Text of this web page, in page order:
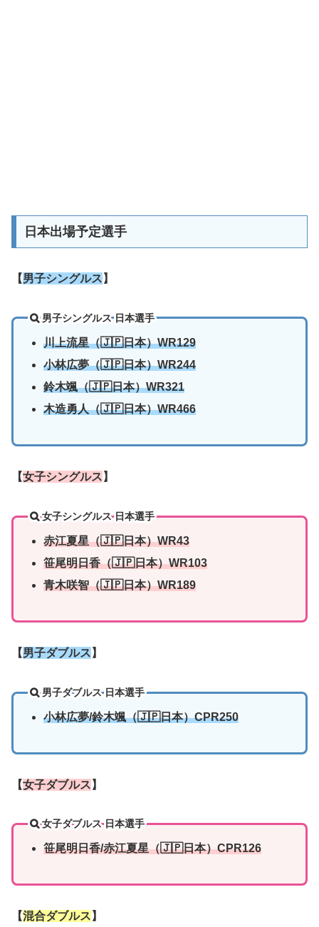
日本出場予定選手
【男子シングルス 】
男子シングルス 日本選手
川上流星（🇯🇵日本）WR129
小林広夢（🇯🇵日本）WR244
鈴木颯（🇯🇵日本）WR321
木造勇人（🇯🇵日本）WR466
【女子シングルス 】
女子シングルス 日本選手
赤江夏星（🇯🇵日本）WR43
笹尾明日香（🇯🇵日本）WR103
青木咲智（🇯🇵日本）WR189
【男子ダブルス 】
男子ダブルス 日本選手
小林広夢/鈴木颯（🇯🇵日本）CPR250
【女子ダブルス 】
女子ダブルス 日本選手
笹尾明日香/赤江夏星（🇯🇵日本）CPR126
【混合ダブルス 】